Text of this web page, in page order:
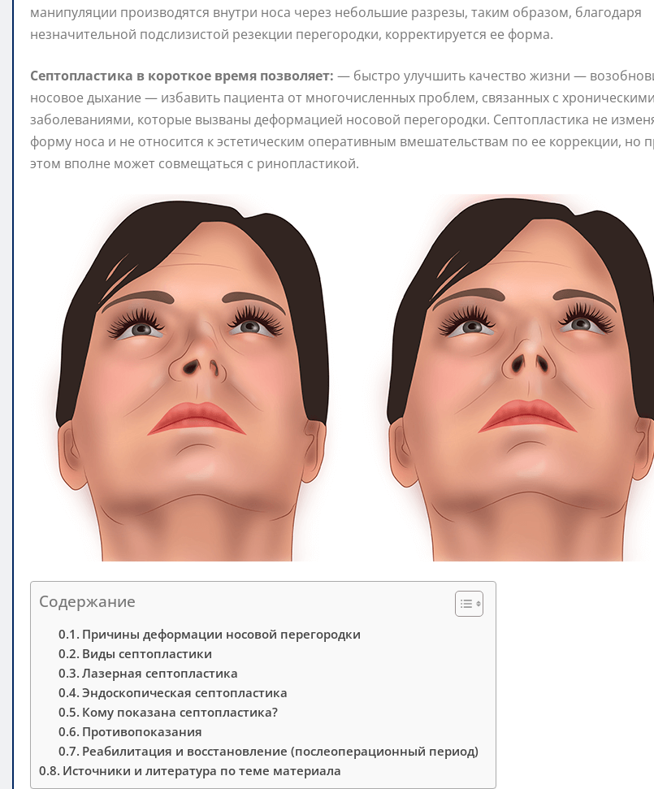
манипуляции производятся внутри носа через небольшие разрезы, таким образом, благодаря
незначительной подслизистой резекции перегородки, корректируется ее форма.
Септопластика в короткое время позволяет: — быстро улучшить качество жизни —
носовое дыхание — избавить пациента от многочисленных проблем, связанных с
заболеваниями, которые вызваны деформацией носовой перегородки. Септопластика не
форму носа и не относится к эстетическим оперативным вмешательствам по ее коррекции, но
этом вполне может совмещаться с ринопластикой.
Содержание
Причины деформации носовой перегородки
Виды септопластики
Лазерная септопластика
Эндоскопическая септопластика
Кому показана септопластика?
Противопоказания
Реабилитация и восстановление (послеоперационный период)
Источники и литература по теме материала